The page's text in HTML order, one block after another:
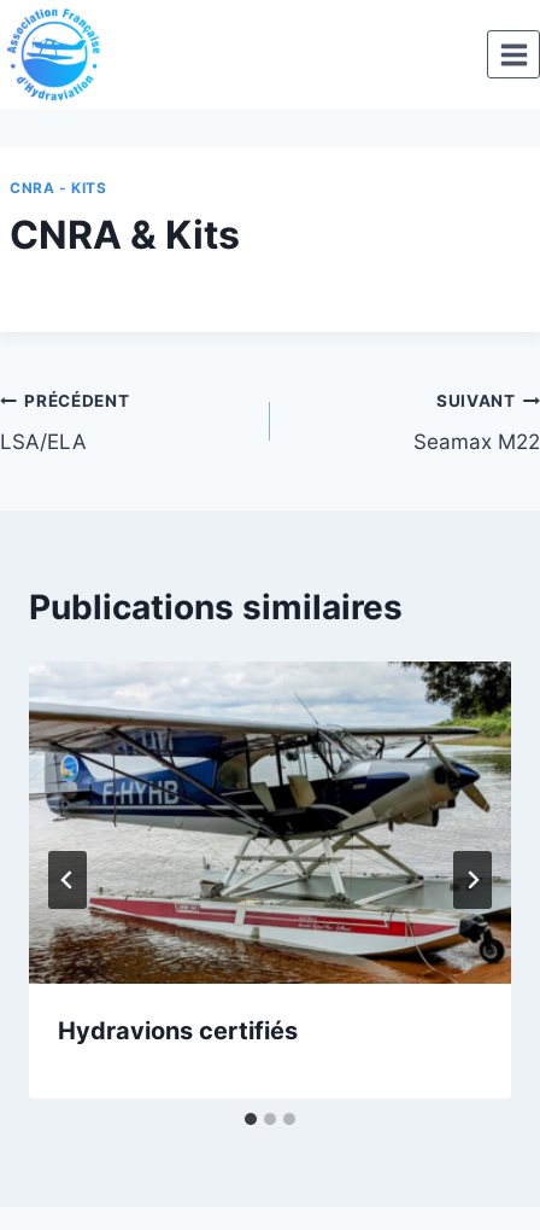
Aller
au
contenu
CNRA - KITS
CNRA & Kits
Navigation
de
PRÉCÉDENT
LSA/ELA
SUIVANT
Seamax M22
Publications similaires
Hydravions certifiés